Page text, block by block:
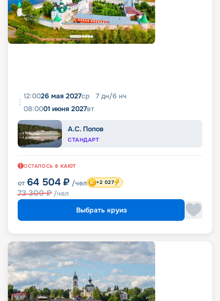
12:0026 мая 2027ср 7 дн/6 нч
08:0001 июня 2027вт
А.С. Попов
СТАНДАРТ
ОСТАЛОСЬ 6 КАЮТ
от 64 504 ₽ /чел
73 300₽ /чел
+2 027
Выбрать круиз